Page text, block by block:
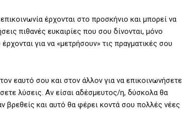
έρχονται στο προσκήνιο και μπορεί να
πιθανές ευκαιρίες που σου δίνονται, μόνο
για να «μετρήσουν» τις πραγματικές σου
εαυτό σου και στον άλλον για να επικοινωνήσετε
λύσεις. Αν είσαι αδέσμευτος/η, δύσκολα θα
βρεθείς και αυτό θα φέρει κοντά σου πολλές νέες